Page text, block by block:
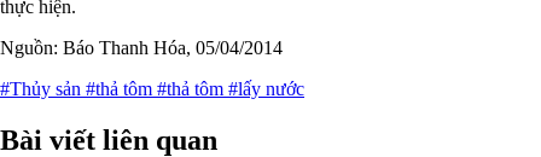
thực hiện.
Nguồn: Báo Thanh Hóa, 05/04/2014
#Thủy sản #thả tôm #thả tôm #lấy nước
Bài viết liên quan